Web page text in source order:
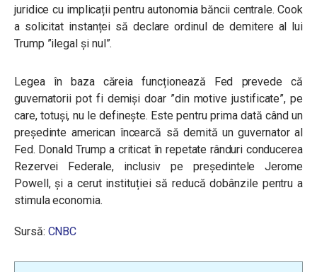
juridice cu implicații pentru autonomia băncii centrale. Cook
a solicitat instanței să declare ordinul de demitere al lui
Trump ”ilegal și nul”.
Legea în baza căreia funcționează Fed prevede că
guvernatorii pot fi demiși doar ”din motive justificate”, pe
care, totuși, nu le definește. Este pentru prima dată când un
președinte american încearcă să demită un guvernator al
Fed. Donald Trump a criticat în repetate rânduri conducerea
Rezervei Federale, inclusiv pe președintele Jerome
Powell, și a cerut instituției să reducă dobânzile pentru a
stimula economia.
Sursă: CNBC